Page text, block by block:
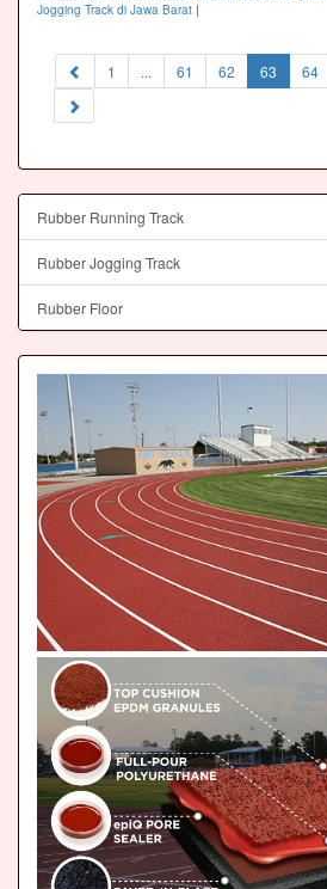
Jogging Track di Jawa Barat |
1 ... 61 62 63 (current)
64
Rubber Running Track
Rubber Jogging Track
Rubber Floor